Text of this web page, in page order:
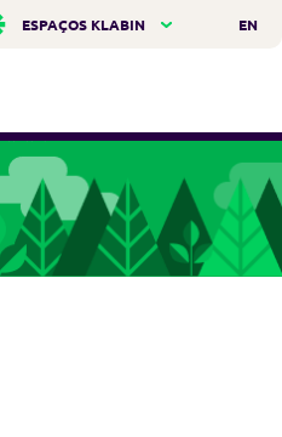
ESPAÇOS KLABIN EN